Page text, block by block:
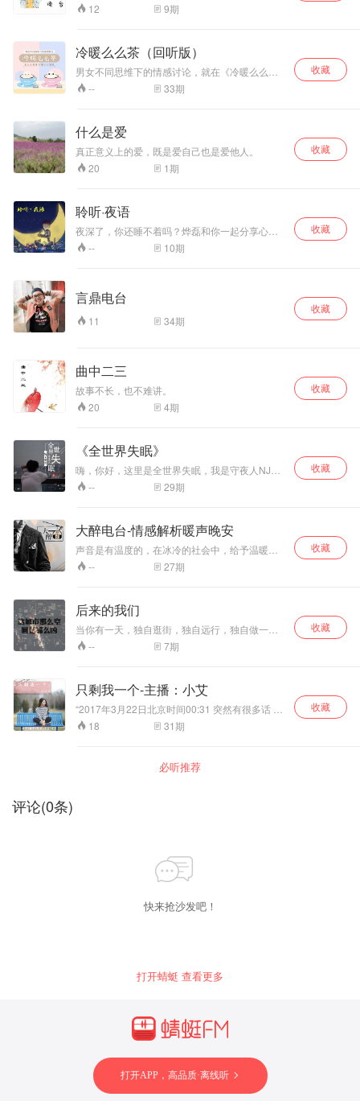
12
9期
冷暖么么茶（回听版）
男女不同思维下的情感讨论，就在《冷暖么么
茶》的直播间哦！温暖的热茶小姐姐【星轨】，
犀利的冰茶小哥哥【小鑫】，每期讨论爱情中的
茶，你来哪一杯？欢迎收听呦~
-- 33期
收藏
什么是爱
真正意义上的爱，既是爱自己也是爱他人。
20
1期
收藏
聆听·夜语
夜深了，你还睡不着吗？烨磊和你一起分享心情
故事，聆听优美的音乐！
-- 10期
收藏
言鼎电台
11 34期
收藏
曲中二三
故事不长，也不难讲。
20
4期
收藏
《全世界失眠》
嗨，你好，这里是全世界失眠，我是守夜人NJ南
宫，失眠 我想大家都有过，今夜的你会因为什么
而失眠？因为工作不顺心，因为感情不顺利，因
眠，今夜我都会陪着你度过！！
-- 29期
收藏
大醉电台-情感解析暖声晚安
声音是有温度的，在冰冷的社会中，给予温暖给
麻木的心灵，在钢筋混凝土的丛林里，寻找解
脱。
-- 27期
收藏
后来的我们
当你有一天，独自逛街，独自远行，独自做一切
事情，并且不觉得孤单，那么恭喜你，你已经是
一位合格的成年人了，单身的那种.
-- 7期
收藏
只剩我一个-主播：小艾
“2017年3月22日北京时间00:31 突然有很多话 想
说给你听” 如果没有人陪你走完剩下的路，又何必
为了Ta放弃沿途的风景？ 中央人民广播电台文艺
18 31期
收藏
必听推荐
评论(0条)
快来抢沙发吧！
打开蜻蜓 查看更多
打开APP，高品质·离线听